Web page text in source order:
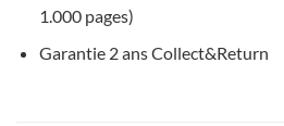
1.000 pages)
Garantie 2 ans Collect&Return